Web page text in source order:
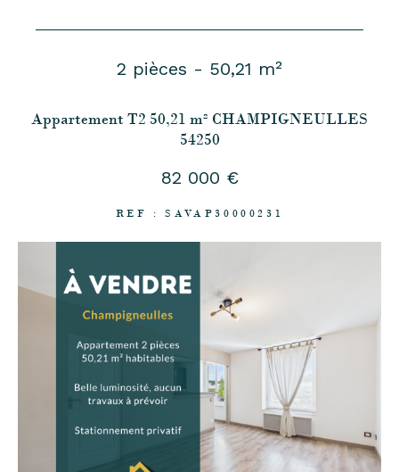
2 pièces - 50,21 m²
Appartement T2 50,21 m² CHAMPIGNEULLES
54250
82 000 €
REF : SAVAP30000231